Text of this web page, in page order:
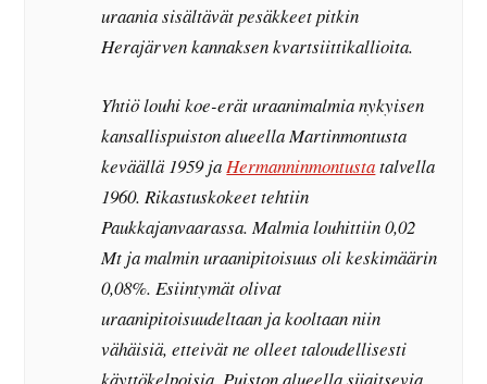
uraania sisältävät pesäkkeet pitkin
Herajärven kannaksen kvartsiittikallioita.
Yhtiö louhi koe-erät uraanimalmia nykyisen
kansallispuiston alueella Martinmontusta
keväällä 1959 jaHermanninmontustatalvella
1960. Rikastuskokeet tehtiin
Paukkajanvaarassa. Malmia louhittiin 0,02
Mt ja malmin uraanipitoisuus oli keskimäärin
0,08%. Esiintymät olivat
uraanipitoisuudeltaan ja kooltaan niin
vähäisiä, etteivät ne olleet taloudellisesti
käyttökelpoisia. Puiston alueella sijaitsevia